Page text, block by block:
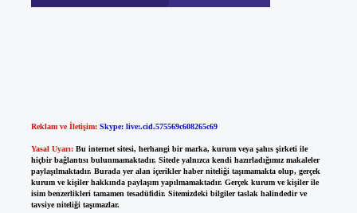
Reklam ve İletişim: Skype: live:.cid.575569c608265c69
Yasal Uyarı: Bu internet sitesi, herhangi bir marka, kurum veya şahıs şirketi ile
hiçbir bağlantısı bulunmamaktadır. Sitede yalnızca kendi hazırladığımız makaleler
paylaşılmaktadır. Burada yer alan içerikler haber niteliği taşımamakta olup, gerçek
kurum ve kişiler hakkında paylaşım yapılmamaktadır. Gerçek kurum ve kişiler ile
isim benzerlikleri tamamen tesadüfidir. Sitemizdeki bilgiler taslak halindedir ve
tavsiye niteliği taşımazlar.